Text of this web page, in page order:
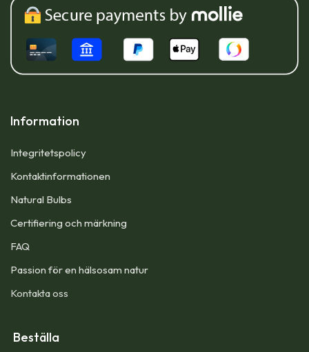
Information
Integritetspolicy
Kontaktinformationen
Natural Bulbs
Certifiering och märkning
FAQ
Passion för en hälsosam natur
Kontakta oss
Beställa